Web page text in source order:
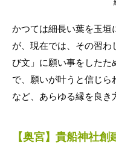
かつては細長い葉を玉垣
が、現在では、その習
び文」に願い事をしたた
で、願いが叶うと信じ
など、あらゆる縁を良き
【奥宮】貴船神社創